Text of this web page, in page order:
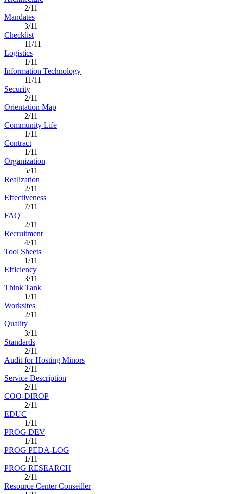
2/11
Mandates
3/11
Checklist
11/11
Logistics
1/11
Information Technology
11/11
Security
2/11
Orientation Map
2/11
Community Life
1/11
Contract
1/11
Organization
5/11
Realization
2/11
Effectiveness
7/11
FAQ
2/11
Recruitment
4/11
Tool Sheets
1/11
Efficiency
3/11
Think Tank
1/11
Worksites
2/11
Quality
3/11
Standards
2/11
Audit for Hosting Minors
2/11
Service Description
2/11
COO-DIROP
2/11
EDUC
1/11
PROG DEV
1/11
PROG PEDA-LOG
1/11
PROG RESEARCH
2/11
Resource Center Conseiller